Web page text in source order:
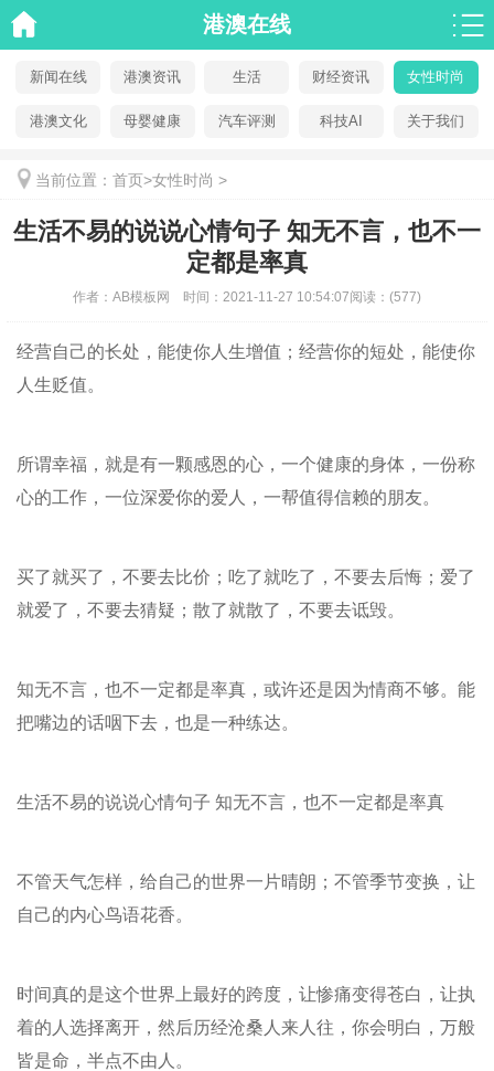
港澳在线
新闻在线 港澳资讯 生活 财经资讯 女性时尚
港澳文化 母婴健康 汽车评测 科技AI 关于我们
当前位置： 首页>女性时尚 >
生活不易的说说心情句子 知无不言，也不一
定都是率真
作者： AB模板网 时间： 2021-11-27 10:54:07阅读： (577)
经营自己的长处，能使你人生增值；经营你的短处，能使你
人生贬值。
所谓幸福，就是有一颗感恩的心，一个健康的身体，一份称
心的工作，一位深爱你的爱人，一帮值得信赖的朋友。
买了就买了，不要去比价；吃了就吃了，不要去后悔；爱了
就爱了，不要去猜疑；散了就散了，不要去诋毁。
知无不言，也不一定都是率真，或许还是因为情商不够。能
把嘴边的话咽下去，也是一种练达。
生活不易的说说心情句子 知无不言，也不一定都是率真
不管天气怎样，给自己的世界一片晴朗；不管季节变换，让
自己的内心鸟语花香。
时间真的是这个世界上最好的跨度，让惨痛变得苍白，让执
着的人选择离开，然后历经沧桑人来人往，你会明白，万般
皆是命，半点不由人。